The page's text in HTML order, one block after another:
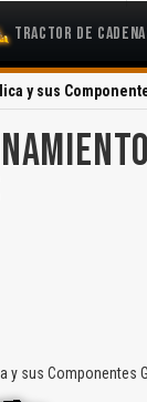
Tractor de
y sus
sus Componentes